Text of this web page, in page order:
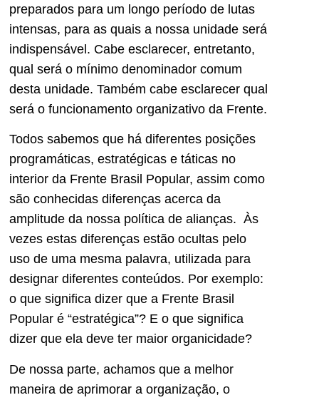
preparados para um longo período de lutas
intensas, para as quais a nossa unidade será
indispensável. Cabe esclarecer, entretanto,
qual será o mínimo denominador comum
desta unidade. Também cabe esclarecer qual
será o funcionamento organizativo da Frente.
Todos sabemos que há diferentes posições
programáticas, estratégicas e táticas no
interior da Frente Brasil Popular, assim como
são conhecidas diferenças acerca da
amplitude da nossa política de alianças. Às
vezes estas diferenças estão ocultas pelo
uso de uma mesma palavra, utilizada para
designar diferentes conteúdos. Por exemplo:
o que significa dizer que a Frente Brasil
Popular é “estratégica”? E o que significa
dizer que ela deve ter maior organicidade?
De nossa parte, achamos que a melhor
maneira de aprimorar a organização, o